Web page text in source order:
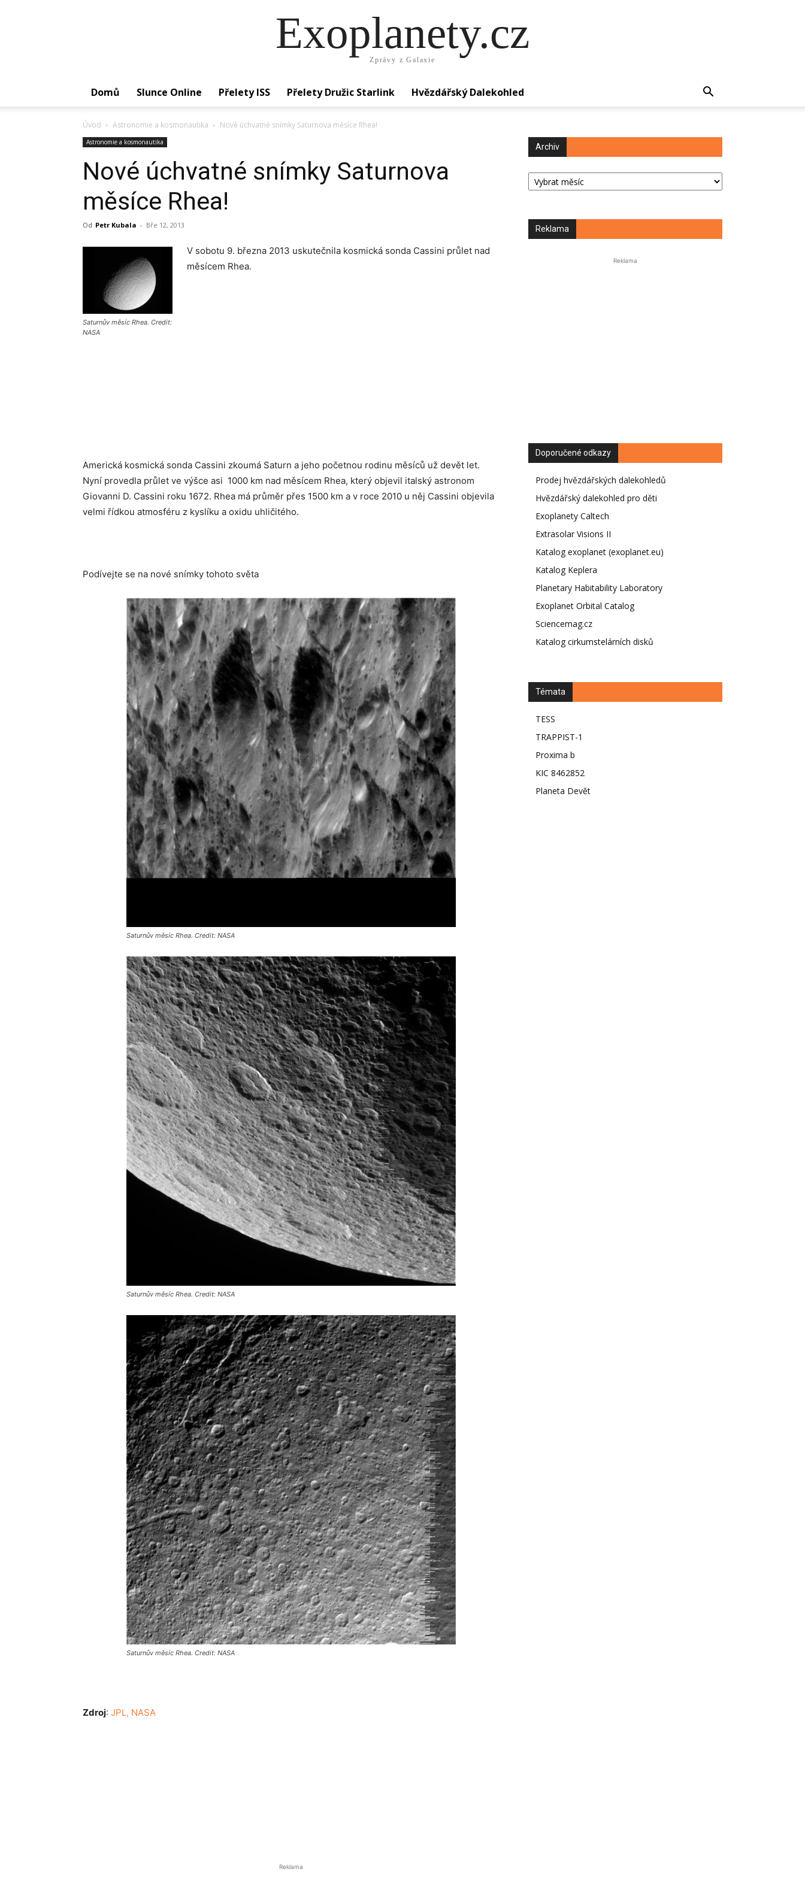
Exoplanety.cz
Zprávy z Galaxie
Domů Slunce Online Přelety ISS Přelety Družic Starlink Hvězdářský Dalekohled
Úvod Astronomie a kosmonautika Nové úchvatné snímky Saturnova měsíce Rhea!
Astronomie a kosmonautika
Nové úchvatné snímky Saturnova
měsíce Rhea!
Od Petr Kubala - Bře 12, 2013
Saturnův měsíc Rhea. Credit:
NASA
V sobotu 9. března 2013 uskutečnila kosmická sonda Cassini průlet nad
měsícem Rhea.
Americká kosmická sonda Cassini zkoumá Saturn a jeho početnou rodinu měsíců už devět let.
Nyní provedla průlet ve výšce asi 1000 km nad měsícem Rhea, který objevil italský astronom
Giovanni D. Cassini roku 1672. Rhea má průměr přes 1500 km a v roce 2010 u něj Cassini objevila
velmi řídkou atmosféru z kyslíku a oxidu uhličitého.
Podívejte se na nové snímky tohoto světa
Saturnův měsíc Rhea. Credit: NASA
Saturnův měsíc Rhea. Credit: NASA
Saturnův měsíc Rhea. Credit: NASA
Zdroj: JPL, NASA
Reklama
Archiv
Archiv
Reklama
Reklama
Doporučené odkazy
Prodej hvězdářských dalekohledů
Hvězdářský dalekohled pro děti
Exoplanety Caltech
Extrasolar Visions II
Katalog exoplanet (exoplanet.eu)
Katalog Keplera
Planetary Habitability Laboratory
Exoplanet Orbital Catalog
Sciencemag.cz
Katalog cirkumstelárních disků
Témata
TESS
TRAPPIST-1
Proxima b
KIC 8462852
Planeta Devět